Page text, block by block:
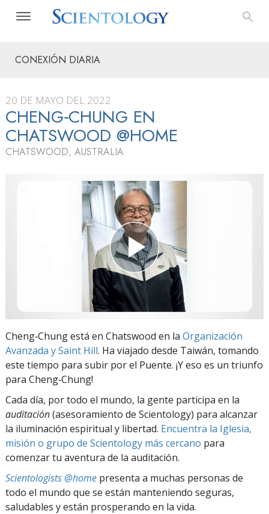
CONEXIÓN DIARIA
20 DE MAYO DEL 2022
CHENG‑CHUNG EN
CHATSWOOD @HOME
CHATSWOOD, AUSTRALIA
Cheng‑Chung está en Chatswood en la Organización
Avanzada y Saint Hill. Ha viajado desde Taiwán, tomando
este tiempo para subir por el Puente. ¡Y eso es un triunfo
para Cheng‑Chung!
Cada día, por todo el mundo, la gente participa en la
auditación(asesoramiento de Scientology) para alcanzar
la iluminación espiritual y libertad. Encuentra la Iglesia,
misión o grupo de Scientology más cercano para
comenzar tu aventura de la auditación.
Scientologists @home presenta a muchas personas de
todo el mundo que se están manteniendo seguras,
saludables y están prosperando en la vida.